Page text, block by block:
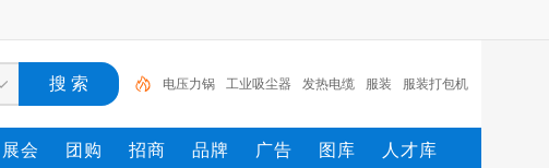
电压力锅 工业吸尘器 发热电缆 服装 服装打包机
服务/ 工具 家用电器 电焊机 服务
展会 团购 招商 品牌 广告 图库 人才库